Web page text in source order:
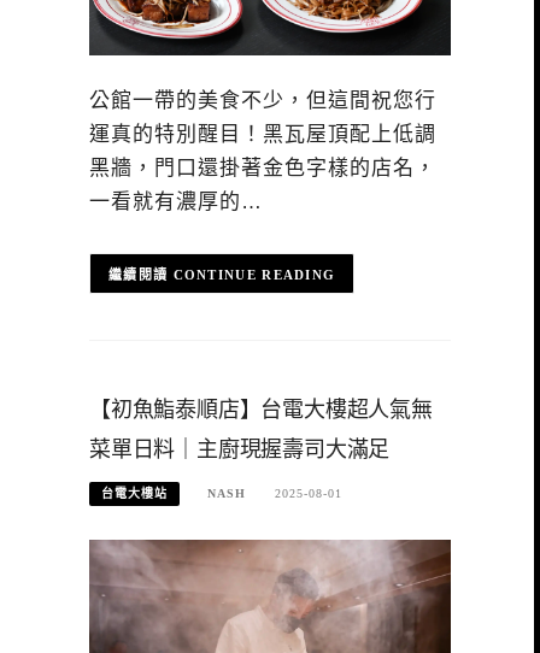
公館一帶的美食不少，但這間祝您行
運真的特別醒目！黑瓦屋頂配上低調
黑牆，門口還掛著金色字樣的店名，
一看就有濃厚的…
CONTINUE READING
【初魚鮨泰順店】台電大樓超人氣無
菜單日料｜主廚現握壽司大滿足
台電大樓站 NASH 2025-08-01